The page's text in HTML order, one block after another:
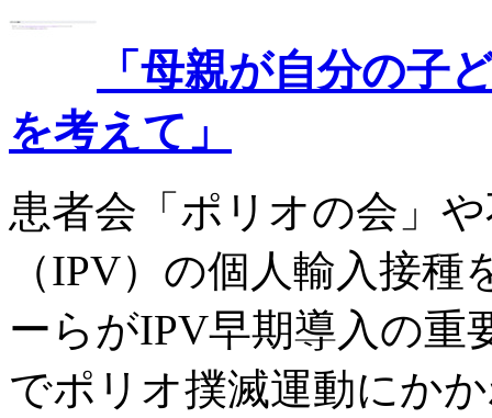
「母親が自分の子
を考えて」
患者会「ポリオの会」
（IPV）の個人輸入接
ーらがIPV早期導入の重
でポリオ撲滅運動にか